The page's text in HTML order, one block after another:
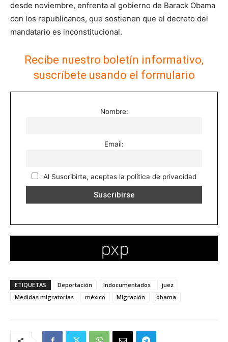
desde noviembre, enfrenta al gobierno de Barack Obama
con los republicanos, que sostienen que el decreto del
mandatario es inconstitucional.
Recibe nuestro boletín informativo,
suscríbete usando el formulario
Nombre:
Email:
Al Suscribirte, aceptas la política de privacidad
ETIQUETAS Deportación Indocumentados
juez
Medidas migratorias
méxico Migración obama